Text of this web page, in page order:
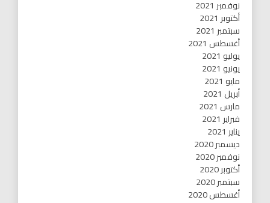
نوفمبر 2021
أكتوبر 2021
سبتمبر 2021
أغسطس 2021
يوليو 2021
يونيو 2021
مايو 2021
أبريل 2021
مارس 2021
فبراير 2021
يناير 2021
ديسمبر 2020
نوفمبر 2020
أكتوبر 2020
سبتمبر 2020
أغسطس 2020